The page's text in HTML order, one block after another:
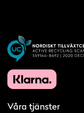
Våra tjänster